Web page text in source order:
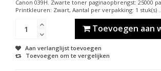
Canon 039H. Zwarte toner paginaopbrengst: 25000
Printkleuren: Zwart, Aantal per verpakking: 1 stuk(s)
Toevoegen aan
Aan verlanglijst toevoegen
Toevoegen om te vergelijken